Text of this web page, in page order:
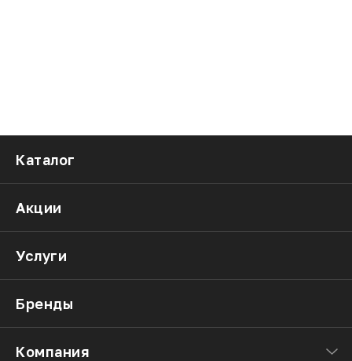
Каталог
Акции
Услуги
Бренды
Компания